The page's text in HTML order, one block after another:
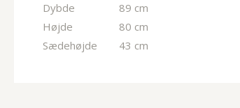
Dybde
89 cm
Højde
80 cm
Sædehøjde
43 cm